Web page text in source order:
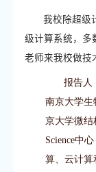
我校除超级
级计算系统，多
老师来我校做技
报告人
南京大学生
京大学微结
Science中
算、云计算